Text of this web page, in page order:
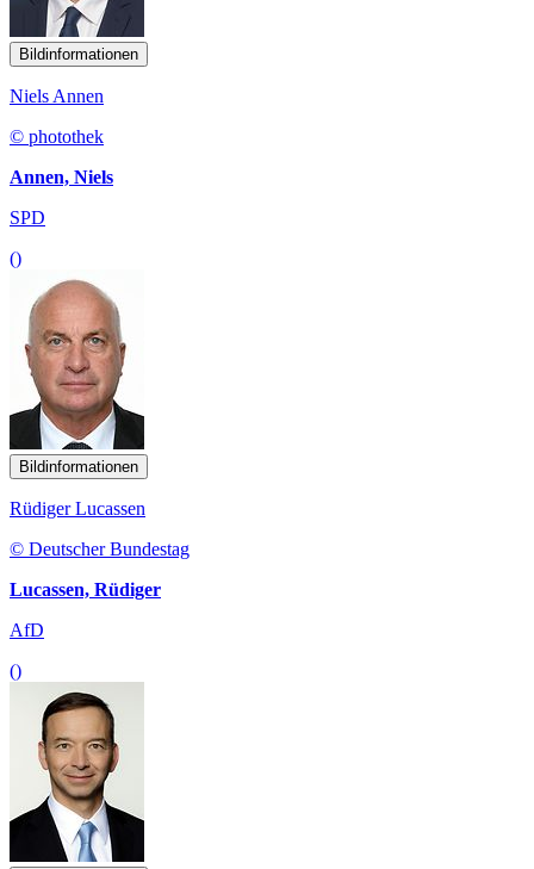
Bildinformationen
Niels Annen
© photothek
Annen, Niels
SPD
()
Bildinformationen
Rüdiger Lucassen
© Deutscher Bundestag
Lucassen, Rüdiger
AfD
()